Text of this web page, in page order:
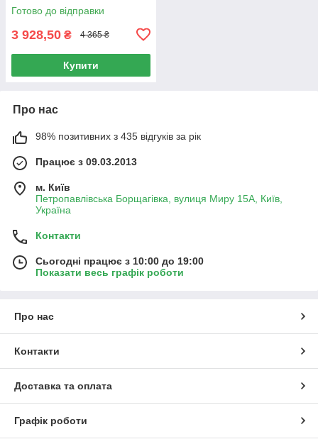
Готово до відправки
3 928,50 ₴ 4 365 ₴
Купити
Про нас
98% позитивних з 435 відгуків за рік
Працює з 09.03.2013
м. Київ
Петропавлівська Борщагівка, вулиця Миру 15А, Київ,
Україна
Контакти
Сьогодні працює з 10:00 до 19:00
Показати весь графік роботи
Про нас
Контакти
Доставка та оплата
Графік роботи